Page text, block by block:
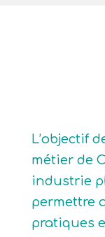
L’objectif
métier de
industrie
permettre
pratiques